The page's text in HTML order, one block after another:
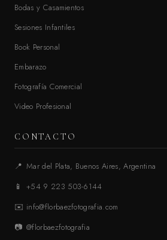
Bodas y Casamientos
Sesiones Infantiles
Book Personal
Embarazo
Fotografía Comercial
Video Profesional
CONTACTO
📍 Mar del Plata, Buenos Aires, Argentina
📱
+54 9 223 503-6144
✉️ info@florbaezfotografia.com
📷 @florbaezfotografia